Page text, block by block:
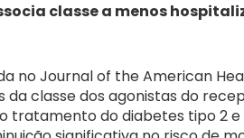
classe a menos
no Journal of the American
classe dos agonistas do
tratamento do diabetes tipo 2 e